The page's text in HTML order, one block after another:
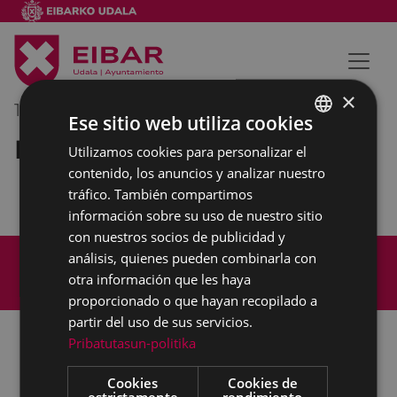
16/10/2018
Reunión interna municipal
Aviso legal
Política de cookies
Accesibilidad
BASQUE
SPANISH
×
Ese sitio web utiliza cookies
Utilizamos cookies para personalizar el
contenido, los anuncios y analizar nuestro
tráfico. También compartimos
información sobre su uso de nuestro sitio
con nuestros socios de publicidad y
análisis, quienes pueden combinarla con
otra información que les haya
proporcionado o que hayan recopilado a
partir del uso de sus servicios.
Pribatutasun-politika
Cookies
Cookies de